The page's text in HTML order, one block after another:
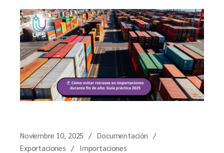
Noviembre 10, 2025
Documentación
Exportaciones
Importaciones